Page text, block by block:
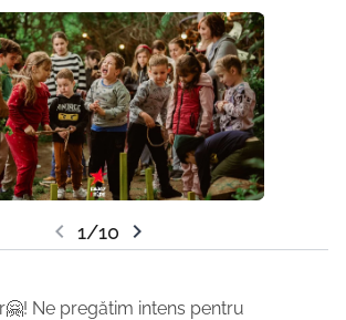
chevron_left 1/10 chevron_right
Ne pregătim intens pentru